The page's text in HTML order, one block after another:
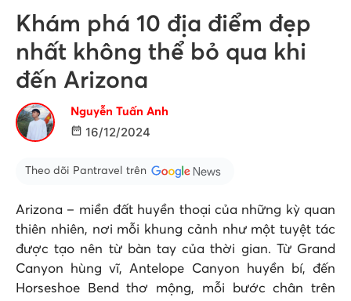
Khám phá 10 địa điểm đẹp
nhất không thể bỏ qua khi
đến Arizona
Nguyễn Tuấn Anh
16/12/2024
Theo dõi Pantravel trên
Arizona – miền đất huyền thoại của những kỳ quan
thiên nhiên, nơi mỗi khung cảnh như một tuyệt tác
được tạo nên từ bàn tay của thời gian. Từ Grand
Canyon hùng vĩ, Antelope Canyon huyền bí, đến
Horseshoe Bend thơ mộng, mỗi bước chân trên